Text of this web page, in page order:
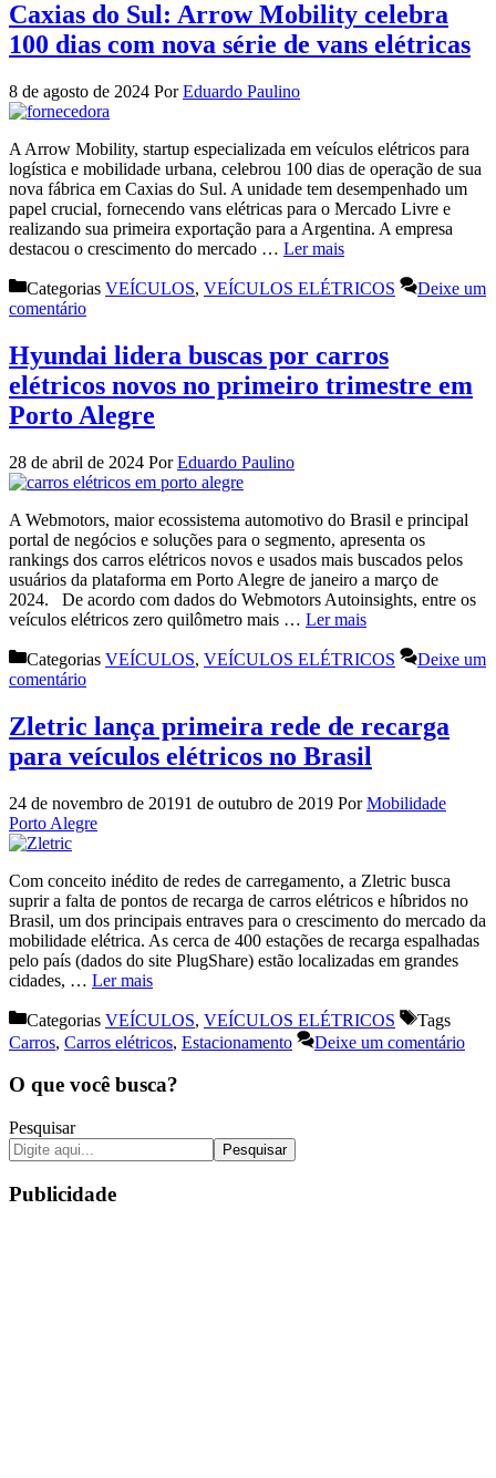
Caxias do Sul: Arrow Mobility celebra
100 dias com nova série de vans elétricas
8 de agosto de 2024 PorEduardo Paulino
A Arrow Mobility, startup especializada em veículos elétricos para
logística e mobilidade urbana, celebrou 100 dias de operação de sua
nova fábrica em Caxias do Sul. A unidade tem desempenhado um
papel crucial, fornecendo vans elétricas para o Mercado Livre e
realizando sua primeira exportação para a Argentina. A empresa
destacou o crescimento do mercado … Ler mais
Categorias VEÍCULOS, VEÍCULOS ELÉTRICOS
Deixe um
comentário
Hyundai lidera buscas por carros
elétricos novos no primeiro trimestre em
Porto Alegre
28 de abril de 2024 PorEduardo Paulino
A Webmotors, maior ecossistema automotivo do Brasil e principal
portal de negócios e soluções para o segmento, apresenta os
rankings dos carros elétricos novos e usados mais buscados pelos
usuários da plataforma em Porto Alegre de janeiro a março de
2024. De acordo com dados do Webmotors Autoinsights, entre os
veículos elétricos zero quilômetro mais … Ler mais
Categorias VEÍCULOS, VEÍCULOS ELÉTRICOS
Deixe um
comentário
Zletric lança primeira rede de recarga
para veículos elétricos no Brasil
24 de novembro de 20191 de outubro de 2019 PorMobilidade
Porto Alegre
Com conceito inédito de redes de carregamento, a Zletric busca
suprir a falta de pontos de recarga de carros elétricos e híbridos no
Brasil, um dos principais entraves para o crescimento do mercado da
mobilidade elétrica. As cerca de 400 estações de recarga espalhadas
pelo país (dados do site PlugShare) estão localizadas em grandes
cidades, … Ler mais
Categorias VEÍCULOS, VEÍCULOS ELÉTRICOS
Tags
Carros, Carros elétricos, Estacionamento Deixe um comentário
O que você busca?
Pesquisar
Pesquisar
Publicidade